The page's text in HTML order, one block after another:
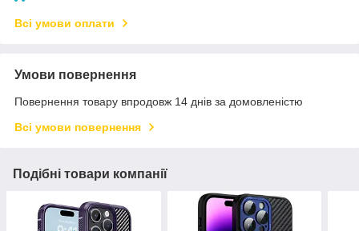
Всі умови оплати
Умови повернення
Повернення товару впродовж 14 днів за домовленістю
Всі умови повернення
Подібні товари компанії